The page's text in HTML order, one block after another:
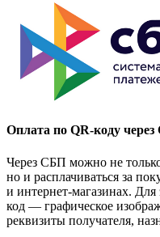
Оплата по QR-коду
Через СБП можно не
но и расплачиваться за
и интернет-магазинах.
код — графическое
реквизиты получателя,